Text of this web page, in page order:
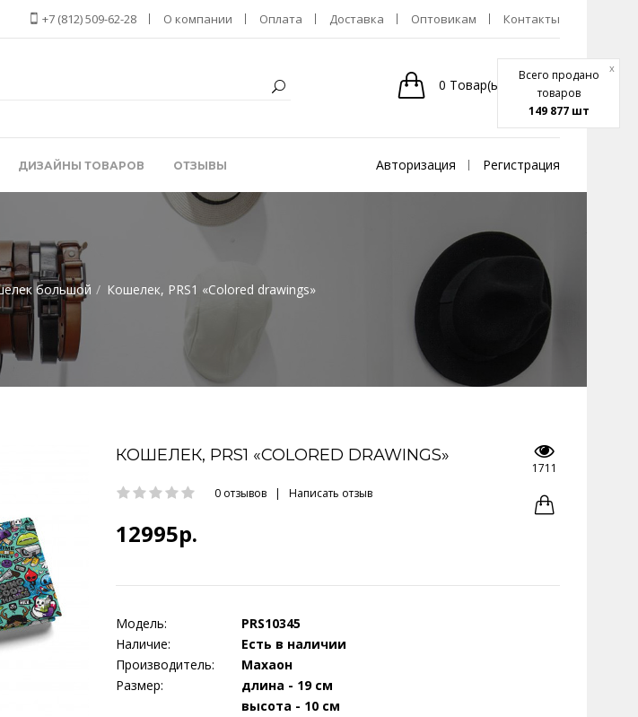
Всего продано
товаров
149 877 шт
x
+7 (812) 509-62-28 О компании Оплата Доставка Оптовикам Контакты
0 Товар(ы) 0р.
ДИЗАЙНЫ ТОВАРОВ ОТЗЫВЫ Авторизация Регистрация
большой Кошелек, PRS1 «Colored drawings»
КОШЕЛЕК, PRS1 «COLORED DRAWINGS»
0 отзывов | Написать отзыв
12995р.
1711
Модель:
PRS10345
Наличие:
Есть в наличии
Производитель:
Махаон
Размер:
длина - 19 см
высота - 10 см